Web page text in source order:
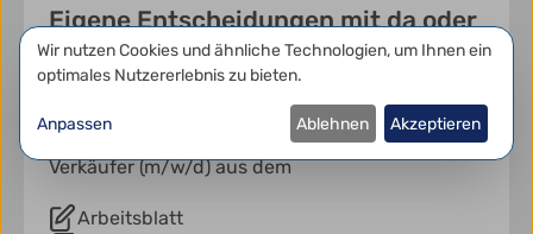
Eigene Entscheidungen mit da oder
weil begründen
Es handelt sich um ein Dokument zur
Berufssprache Deutsch für die 10. Klasse der
Berufe Kaufmann im Einzelhandel (m/w/d) und
Verkäufer (m/w/d) aus dem
Arbeitsblatt
Datenschutzeinstellungen
Wir nutzen Cookies und ähnliche Technologien, um Ihnen ein
optimales Nutzererlebnis zu bieten.
Anpassen Ablehnen Akzeptieren